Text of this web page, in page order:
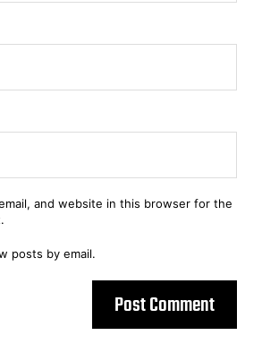
and website in this browser for the
posts by email.